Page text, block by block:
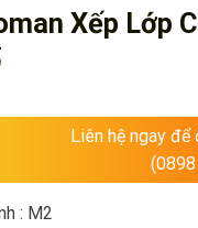
Xếp Lớp
Liên hệ ngay
: M2